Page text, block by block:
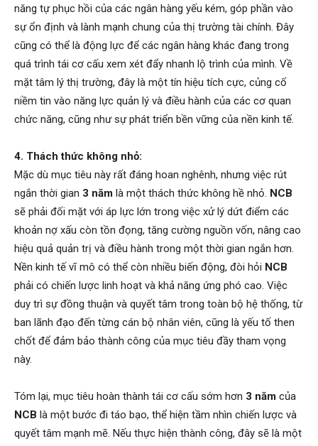
năng tự phục hồi của các ngân hàng yếu kém, góp phần vào
sự ổn định và lành mạnh chung của thị trường tài chính. Đây
cũng có thể là động lực để các ngân hàng khác đang trong
quá trình tái cơ cấu xem xét đẩy nhanh lộ trình của mình. Về
mặt tâm lý thị trường, đây là một tín hiệu tích cực, củng cố
niềm tin vào năng lực quản lý và điều hành của các cơ quan
chức năng, cũng như sự phát triển bền vững của nền kinh tế.
4. Thách thức không nhỏ:
Mặc dù mục tiêu này rất đáng hoan nghênh, nhưng việc rút
ngắn thời gian 3 năm là một thách thức không hề nhỏ. NCB
sẽ phải đối mặt với áp lực lớn trong việc xử lý dứt điểm các
khoản nợ xấu còn tồn đọng, tăng cường nguồn vốn, nâng cao
hiệu quả quản trị và điều hành trong một thời gian ngắn hơn.
Nền kinh tế vĩ mô có thể còn nhiều biến động, đòi hỏi NCB
phải có chiến lược linh hoạt và khả năng ứng phó cao. Việc
duy trì sự đồng thuận và quyết tâm trong toàn bộ hệ thống, từ
ban lãnh đạo đến từng cán bộ nhân viên, cũng là yếu tố then
chốt để đảm bảo thành công của mục tiêu đầy tham vọng
này.
Tóm lại, mục tiêu hoàn thành tái cơ cấu sớm hơn 3 năm của
NCB là một bước đi táo bạo, thể hiện tầm nhìn chiến lược và
quyết tâm mạnh mẽ. Nếu thực hiện thành công, đây sẽ là một